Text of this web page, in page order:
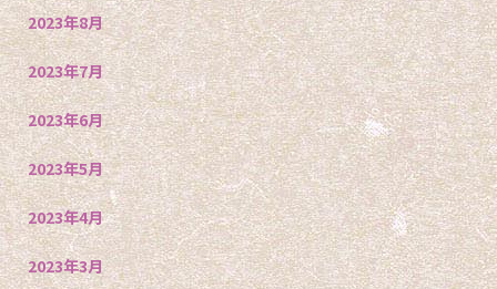
2023年8月
2023年7月
2023年6月
2023年5月
2023年4月
2023年3月